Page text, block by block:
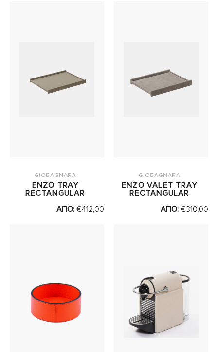
GIOBAGNARA
ENZO TRAY
RECTANGULAR
ΑΠΟ: €412,00
GIOBAGNARA
ENZO VALET TRAY
RECTANGULAR
ΑΠΟ: €310,00